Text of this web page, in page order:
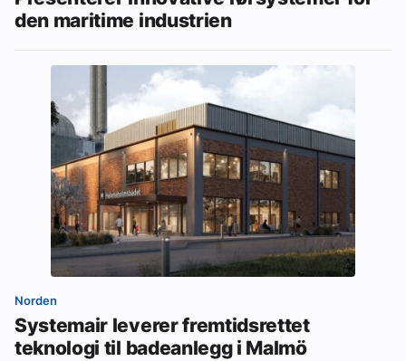
den maritime industrien
Norden
Systemair leverer fremtidsrettet
teknologi til badeanlegg i Malmö